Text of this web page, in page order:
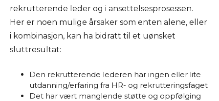
rekrutterende leder og i ansettelsesprosessen.
Her er noen mulige årsaker som enten alene, eller
i kombinasjon, kan ha bidratt til et uønsket
sluttresultat:
Den rekrutterende lederen har ingen eller lite
utdanning/erfaring fra HR- og rekrutteringsfaget
Det har vært manglende støtte og oppfølging